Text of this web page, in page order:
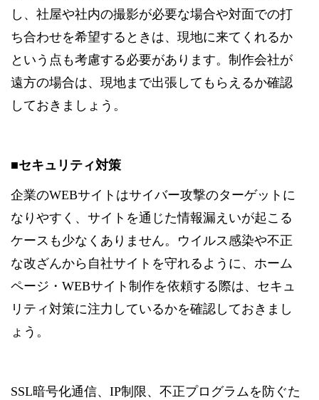
し、社屋や社内の撮影が必要な場合や対面での打
ち合わせを希望するときは、現地に来てくれるか
という点も考慮する必要があります。制作会社が
遠方の場合は、現地まで出張してもらえるか確認
しておきましょう。
■セキュリティ対策
企業のWEBサイトはサイバー攻撃のターゲットに
なりやすく、サイトを通じた情報漏えいが起こる
ケースも少なくありません。ウイルス感染や不正
な改ざんから自社サイトを守れるように、ホーム
ページ・WEBサイト制作を依頼する際は、セキュ
リティ対策に注力しているかを確認しておきまし
ょう。
SSL暗号化通信、IP制限、不正プログラムを防ぐた